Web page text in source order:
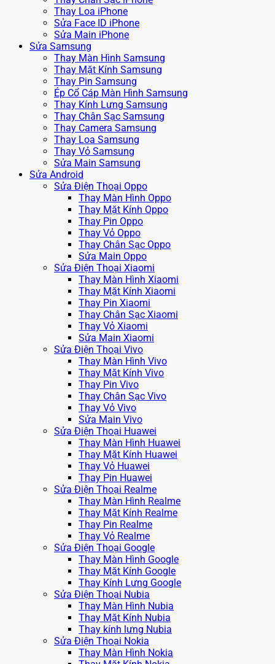
Thay Loa iPhone
Sửa Face ID iPhone
Sửa Main iPhone
Sửa Samsung
Thay Màn Hình Samsung
Thay Mặt Kính Samsung
Thay Pin Samsung
Ép Cổ Cáp Màn Hình Samsung
Thay Kính Lưng Samsung
Thay Chân Sạc Samsung
Thay Camera Samsung
Thay Loa Samsung
Thay Vỏ Samsung
Sửa Main Samsung
Sửa Android
Sửa Điện Thoại Oppo
Thay Màn Hình Oppo
Thay Mặt Kính Oppo
Thay Pin Oppo
Thay Vỏ Oppo
Thay Chân Sạc Oppo
Sửa Main Oppo
Sửa Điện Thoại Xiaomi
Thay Màn Hình Xiaomi
Thay Mặt Kính Xiaomi
Thay Pin Xiaomi
Thay Chân Sạc Xiaomi
Thay Vỏ Xiaomi
Sửa Main Xiaomi
Sửa Điện Thoại Vivo
Thay Màn Hình Vivo
Thay Mặt Kính Vivo
Thay Pin Vivo
Thay Chân Sạc Vivo
Thay Vỏ Vivo
Sửa Main Vivo
Sửa Điện Thoại Huawei
Thay Màn Hình Huawei
Thay Mặt Kính Huawei
Thay Vỏ Huawei
Thay Pin Huawei
Sửa Điện Thoại Realme
Thay Màn Hình Realme
Thay Mặt Kính Realme
Thay Pin Realme
Thay Vỏ Realme
Sửa Điện Thoại Google
Thay Màn Hình Google
Thay Mặt Kính Google
Thay Kính Lưng Google
Sửa Điện Thoại Nubia
Thay Màn Hình Nubia
Thay Mặt Kính Nubia
Thay kính lưng Nubia
Sửa Điện Thoại Nokia
Thay Màn Hình Nokia